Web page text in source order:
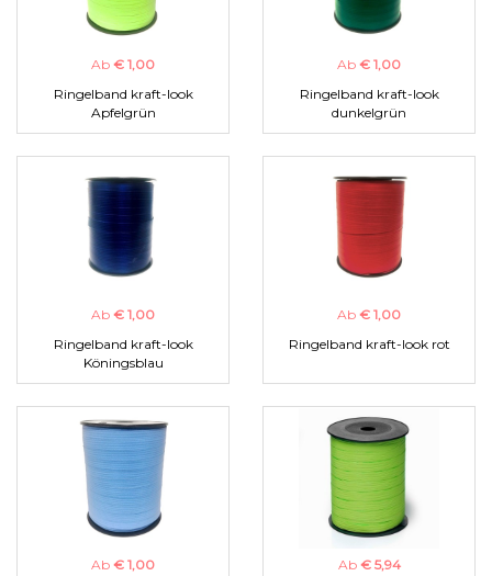
Ab € 1,00
Ringelband kraft-look
Apfelgrün
Ab € 1,00
Ringelband kraft-look
dunkelgrün
Ab € 1,00
Ringelband kraft-look
Köningsblau
Ab € 1,00
Ringelband kraft-look rot
Ab € 1,00 Ab € 5,94